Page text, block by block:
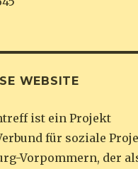
WEBSITE
ist ein Projekt
für soziale
Vorpommern, der